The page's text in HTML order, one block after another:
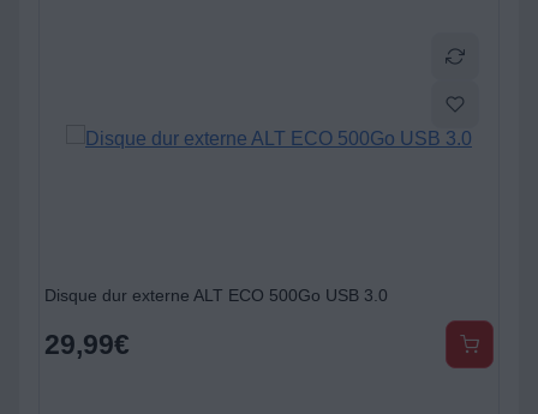
Disque dur externe ALT ECO 500Go USB 3.0
29,99€